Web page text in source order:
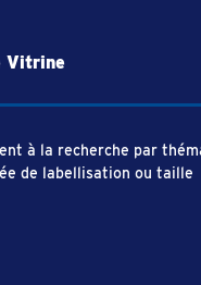
Vitrine
à la recherche par
de labellisation ou taille